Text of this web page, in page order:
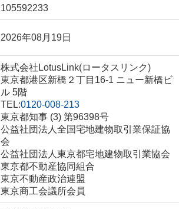
105592233
2026年08月19日
株式会社LotusLink(ロータスリンク)
東京都港区新橋２丁目16-1 ニュー新橋ビ
ル 5階
TEL:0120-008-213
東京都知事 (3) 第96398号
公益社団法人全国宅地建物取引業保証協
会
公益社団法人東京都宅地建物取引業協会
東京都不動産協同組合
東京不動産政治連盟
東京商工会議所会員